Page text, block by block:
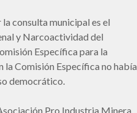
consulta municipal es el
y Narcoactividad del
Específica para la
la Comisión Específica no había
democrático.
Pro Industria Minera